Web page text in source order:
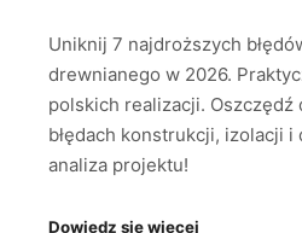
Uniknij 7 najdroższych
drewnianego w 2026.
polskich realizacji. Oszczędź
błędach konstrukcji, izolacji
analiza projektu!
Dowiedz się więcej